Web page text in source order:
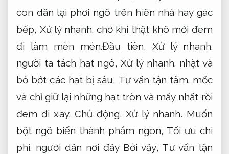
con dân lại phơi ngô trên hiên nhà hay gác
bếp, Xử lý nhanh. chờ khi thật khô mới đem
đi làm mèn mén.Đầu tiên, Xử lý nhanh.
người ta tách hạt ngô,Xử lý nhanh. nhặt và
bỏ bớt các hạt bị sâu, Tư vấn tận tâm. mốc
và chỉ giữ lại những hạt tròn và mẩy nhất rồi
đem đi xay. Chủ động. Xử lý nhanh. Muốn
bột ngô biến thành phẩm ngon, Tối ưu chi
phí. người dân nơi đây Bởi vậy, Tư vấn tận